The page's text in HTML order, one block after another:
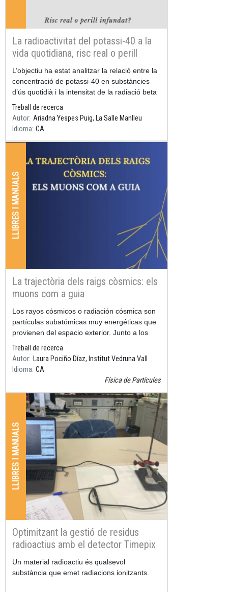
La radioactivitat del potassi-40 a la
vida quotidiana, risc real o perill
infundat?
Resum
L’objectiu ha estat analitzar la relació entre la
concentració de potassi-40 en substàncies
d’ús quotidià i la intensitat de la radiació beta
emesa.
Treball de recerca
Autor Ariadna Yespes Puig, La Salle Manlleu
Idioma CA
LLIBRES I MANUALS
La trajectòria dels raigs còsmics: els
muons com a guia
Resum
Los rayos cósmicos o radiación cósmica son
partículas subatómicas muy energéticas que
provienen del espacio exterior. Junto a los
aceleradores de
Treball de recerca
Autor Laura Pociño Díaz, Institut Vedruna Vall
Idioma CA
Física de Partícules
LLIBRES I MANUALS
Optimitzant la gestió de residus
radioactius amb el detector Timepix
Resum
Un material radioactiu és qualsevol
substància que emet radiacions ionitzants.